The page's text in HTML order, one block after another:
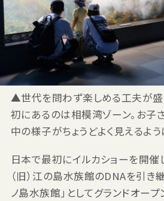
▲世代を問わず楽しめる工夫が盛
初にあるのは相模湾ゾーン。お子
中の様子がちょうどよく見えるよ
日本で最初にイルカショーを開催
（旧）江の島水族館のDNAを引き
ノ島水族館」としてグランドオープ